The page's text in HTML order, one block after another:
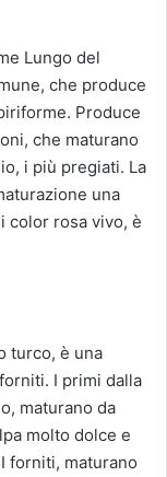
Lungo del
che produce
Produce
che maturano
i più pregiati. La
una
color rosa vivo, è
turco, è una
I primi dalla
maturano da
molto dolce e
forniti, maturano